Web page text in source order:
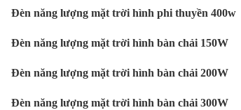
Đèn năng lượng mặt trời hình phi thuyền 400w
Đèn năng lượng mặt trời hình bàn chải 150W
Đèn năng lượng mặt trời hình bàn chải 200W
Đèn năng lượng mặt trời hình bàn chải 300W